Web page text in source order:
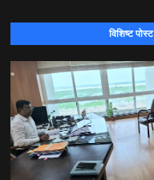
विशिष्ट पोस्ट